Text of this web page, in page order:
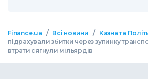
Finance.ua / Всі новини / Казна та
підрахували збитки через зупинку
втрати сягнули мільярдів